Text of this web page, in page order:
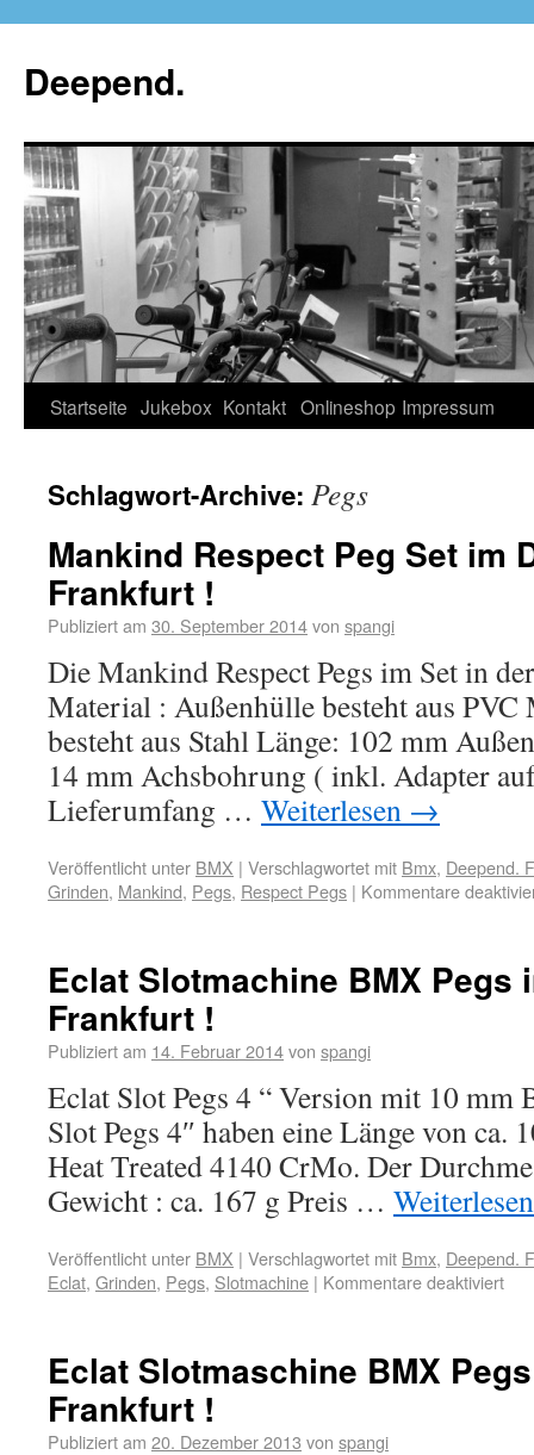
Deepend.
Startseite Jukebox Kontakt Onlineshop Impressum
Schlagwort-Archive: Pegs
Mankind Respect Peg Set im
Frankfurt !
Publiziert am 30. September 2014von spangi
Die Mankind Respect Pegs im Set in
Material : Außenhülle besteht aus
besteht aus Stahl Länge: 102 mm
14 mm Achsbohrung ( inkl. Adapter
Lieferumfang … Weiterlesen →
Veröffentlicht unter BMX | Verschlagwortet mit Bmx, Deepend.
Grinden, Mankind, Pegs, Respect Pegs | Kommentare
Eclat Slotmachine BMX Pegs
Frankfurt !
Publiziert am 14. Februar 2014von spangi
Eclat Slot Pegs 4 “ Version mit 10 mm
Slot Pegs 4″ haben eine Länge von ca.
Heat Treated 4140 CrMo. Der
Gewicht : ca. 167 g Preis …
Veröffentlicht unter BMX | Verschlagwortet mit Bmx, Deepend.
Eclat, Grinden, Pegs, Slotmachine | Kommentare deaktiviert
Eclat Slotmaschine BMX
Frankfurt !
Publiziert am 20. Dezember 2013 von spangi